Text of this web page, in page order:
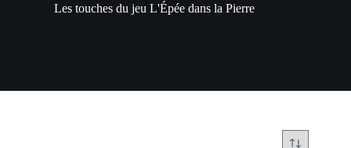
Les touches du jeu L'Épée dans la Pierre